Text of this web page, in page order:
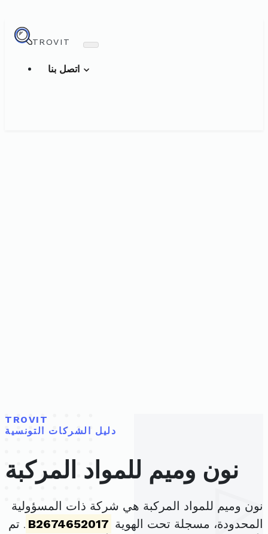
TROVIT
TROVIT
دليل الشركات التونسية
نون وميم للمواد المركبة
نون وميم للمواد المركبة هي شركة ذات المسؤولية
المحدودة، مسجلة تحت الهوية B2674652017 . تم